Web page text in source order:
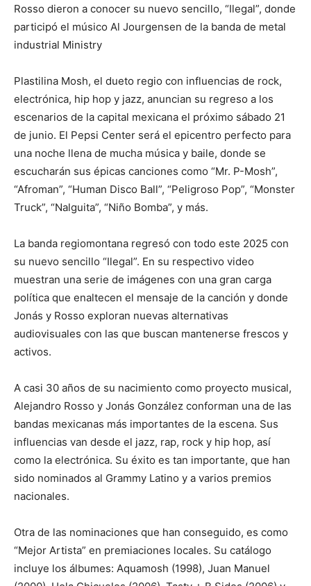
Rosso dieron a conocer su nuevo sencillo, “Ilegal”, donde
participó el músico Al Jourgensen de la banda de metal
industrial Ministry
Plastilina Mosh, el dueto regio con influencias de rock,
electrónica, hip hop y jazz, anuncian su regreso a los
escenarios de la capital mexicana el próximo sábado 21
de junio. El Pepsi Center será el epicentro perfecto para
una noche llena de mucha música y baile, donde se
escucharán sus épicas canciones como “Mr. P-Mosh”,
“Afroman”, “Human Disco Ball”, “Peligroso Pop”, “Monster
Truck”, “Nalguita”, “Niño Bomba”, y más.
La banda regiomontana regresó con todo este 2025 con
su nuevo sencillo “Ilegal”. En su respectivo video
muestran una serie de imágenes con una gran carga
política que enaltecen el mensaje de la canción y donde
Jonás y Rosso exploran nuevas alternativas
audiovisuales con las que buscan mantenerse frescos y
activos.
A casi 30 años de su nacimiento como proyecto musical,
Alejandro Rosso y Jonás González conforman una de las
bandas mexicanas más importantes de la escena. Sus
influencias van desde el jazz, rap, rock y hip hop, así
como la electrónica. Su éxito es tan importante, que han
sido nominados al Grammy Latino y a varios premios
nacionales.
Otra de las nominaciones que han conseguido, es como
“Mejor Artista” en premiaciones locales. Su catálogo
incluye los álbumes: Aquamosh (1998), Juan Manuel